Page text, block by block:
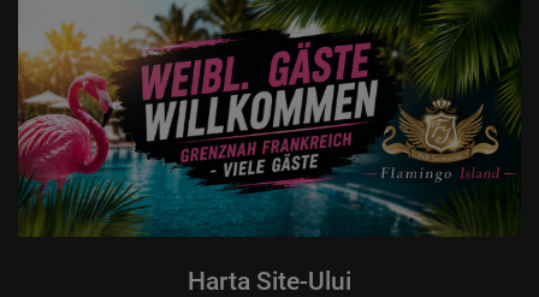
Rossmann, DM, farmacie și restaurante, se află la 2 minute de mers
pe jos.
Contactați-ne prin telefon, WhatsApp, Viber, SMS sau e-mail pentru
a putea programa o întâlnire sau a răspunde la întrebările
dumneavoastră.
Vă rugăm să rețineți: Doamnele însoțite de bărbați nu sunt permise
aici!
Echipa de la Haus Freya & Afrodita vă așteaptă cu nerăbdare!
Harta Site-Ului